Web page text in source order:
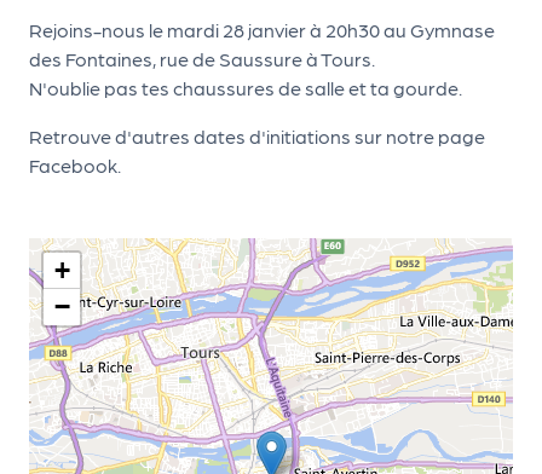
Rejoins-nous le mardi 28 janvier à 20h30 au Gymnase
des Fontaines, rue de Saussure à Tours.
N'oublie pas tes chaussures de salle et ta gourde.
Retrouve d'autres dates d'initiations sur notre page
Facebook.
+
−
e
le
PR
O
N
os
se
rvi
ce
s